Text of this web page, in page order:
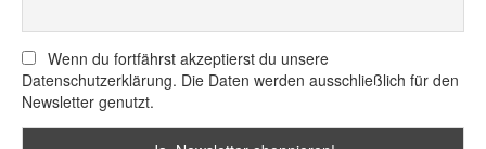
Wenn du fortfährst akzeptierst du unsere
Datenschutzerklärung. Die Daten werden ausschließlich für den
Newsletter genutzt.